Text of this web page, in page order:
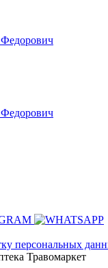
персональных
Травомаркет